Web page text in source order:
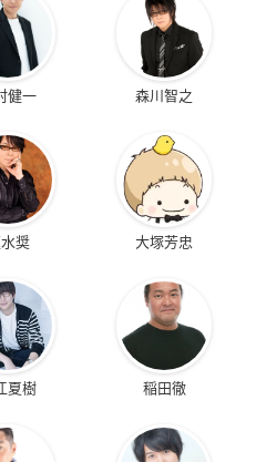
健一 森川智之
奨 大塚芳忠
夏樹 稲田徹